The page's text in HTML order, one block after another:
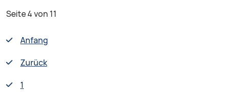
Seite 4 von 11
Anfang
Zurück
1